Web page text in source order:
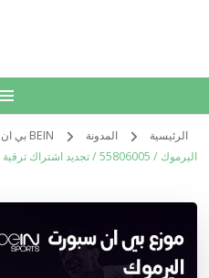
الرئيسية المدونة BEIN بي ان سبورت
اليرموك / 55806005 / تجديد اشتراك ترقية باقات bein sport